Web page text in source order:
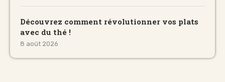
Découvrez comment révolutionner vos plats
avec du thé !
8 août 2026